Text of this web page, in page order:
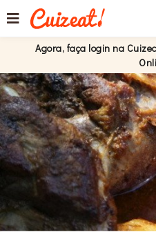
Agora, faça login na